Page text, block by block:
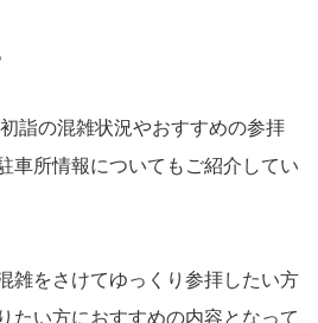
詣の混雑状況やおすすめの参拝
車所情報についてもご紹介してい
雑をさけてゆっくり参拝したい方
たい方におすすめの内容となって